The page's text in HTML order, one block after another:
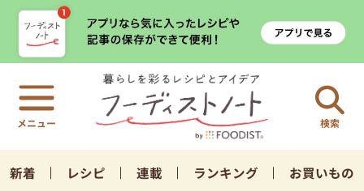
検索
新着 レシピ 連載 ランキング お買いもの